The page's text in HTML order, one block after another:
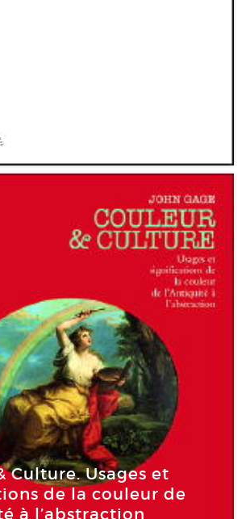
Une entologie
Culture. Usages et
de la couleur de
à l’abstraction